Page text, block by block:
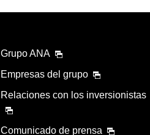
Grupo ANA
Empresas del grupo
Relaciones con los inversionistas
Comunicado de prensa